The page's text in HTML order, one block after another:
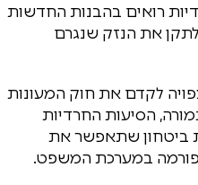
רואים בהבנות החדשות
את הנזק שנגרם
לקדם את חוק המעונות
הסיעות החרדיות
ביטחון שתאפשר את
במערכת המשפט.